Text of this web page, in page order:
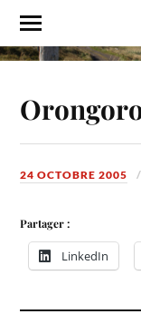
24 OCTOBRE 2005
Partager :
LinkedIn